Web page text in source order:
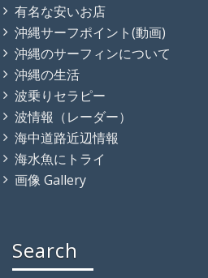
有名な安いお店
沖縄サーフポイント(動画)
沖縄のサーフィンについて
沖縄の生活
波乗りセラピー
波情報（レーダー）
海中道路近辺情報
海水魚にトライ
画像 Gallery
Search